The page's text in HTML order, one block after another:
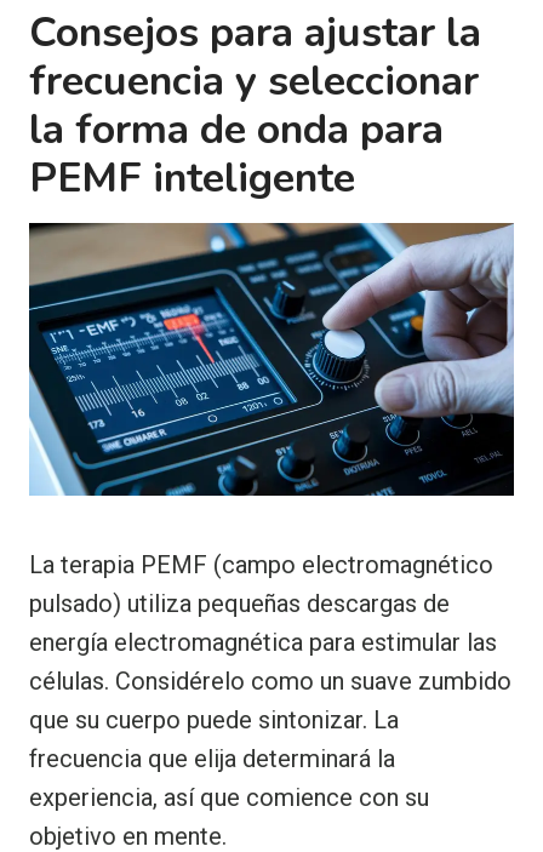
Consejos para ajustar la
frecuencia y seleccionar
la forma de onda para
PEMF inteligente
La terapia PEMF (campo electromagnético
pulsado) utiliza pequeñas descargas de
energía electromagnética para estimular las
células. Considérelo como un suave zumbido
que su cuerpo puede sintonizar. La
frecuencia que elija determinará la
experiencia, así que comience con su
objetivo en mente.